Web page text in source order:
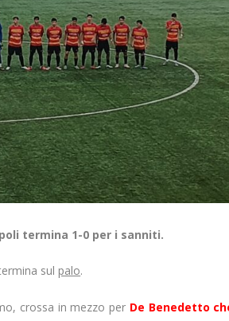
termina 1-0 per i sanniti.
sul palo.
crossa in mezzo per De Benedetto